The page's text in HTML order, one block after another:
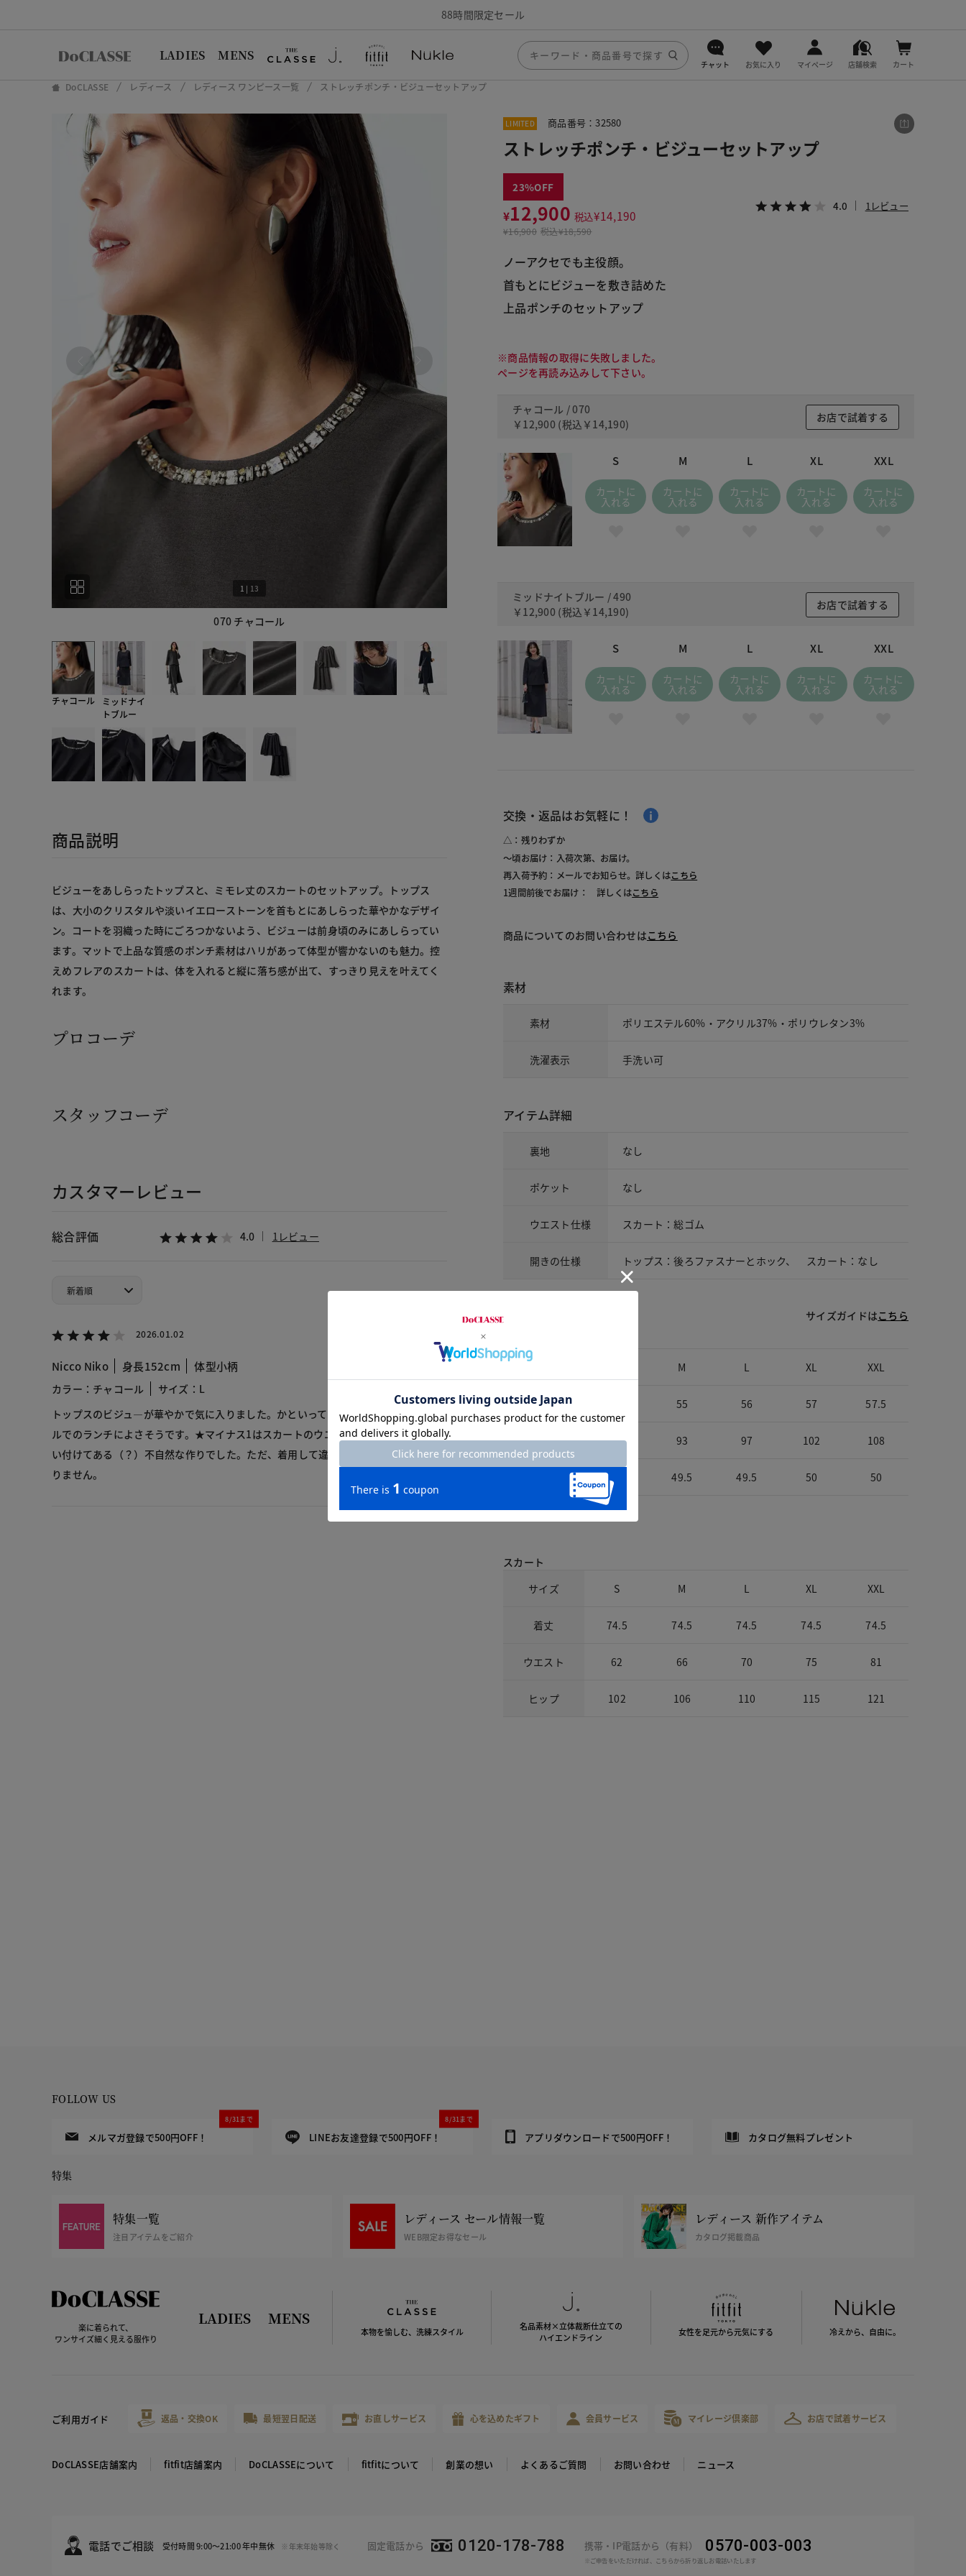
88時間限定セール
LADIES MENS
チャット お気に入り マイページ 店舗検索 カート
DoCLASSE レディース レディース ワンピース一覧 ストレッチポンチ・ビジューセットアップ
070 チャコール 490 ミッドナイトブルー
1 | 13
チャコール
ミッドナイ
トブルー
商品説明
ビジューをあしらったトップスと、ミモレ丈のスカートのセットアップ。トップス
は、大小のクリスタルや淡いイエローストーンを首もとにあしらった華やかなデザイ
ン。コートを羽織った時にごろつかないよう、ビジューは前身頃のみにあしらってい
ます。マットで上品な質感のポンチ素材はハリがあって体型が響かないのも魅力。控
えめフレアのスカートは、体を入れると縦に落ち感が出て、すっきり見えを叶えてく
れます。
プロコーデ
スタッフコーデ
カスタマーレビュー
総合評価 4.0 1レビュー
2026.01.02
Nicco Niko 身長152cm 体型小柄
カラー：チャコール
サイズ：L
トップスのビジュ―が華やかで気に入りました。かといって派手すぎもせずに、ホテ
ルでのランチによさそうです。★マイナス1はスカートのウエスト部分。黒いゴムが縫
い付けてある（？）不自然な作りでした。ただ、着用して違和感を感じるほどではあ
りません。
LIMITED 商品番号：32580
ストレッチポンチ・ビジューセットアップ
23
¥12,900 税込¥14,190
¥16,900 税込¥18,590
4.0 1レビュー
ノーアクセでも主役顔。
首もとにビジューを敷き詰めた
上品ポンチのセットアップ
※商品情報の取得に失敗しました。
ページを再読み込みして下さい。
チャコール / 070
￥12,900 (税込 ￥14,190)
お店で試着する
S
カートに
入れる
M
カートに
入れる
L
カートに
入れる
XL
カートに
入れる
XXL
カートに
入れる
ミッドナイトブルー / 490
￥12,900 (税込 ￥14,190)
お店で試着する
S
カートに
入れる
M
カートに
入れる
L
カートに
入れる
XL
カートに
入れる
XXL
カートに
入れる
交換・返品はお気軽に！
△：残りわずか
～頃お届け：入荷次第、お届け。
再入荷予約：メールでお知らせ。詳しくはこちら
1週間前後でお届け： 詳しくはこちら
商品についてのお問い合わせはこちら
素材
素材 ポリエステル60%・アクリル37%・ポリウレタン3%
洗濯表示 手洗い可
アイテム詳細
裏地 なし
ポケット なし
ウエスト仕様 スカート：総ゴム
開きの仕様 トップス：後ろファスナーとホック、 スカート：なし
サイズ詳細 サイズガイドはこちら
M L XL XXL
着丈 55 56 57 57.5
バスト 89 93 97 102 108
49.5 49.5 49.5 50 50
スカート
サイズ
S M L XL XXL
着丈 74.5 74.5 74.5 74.5 74.5
ウエスト 62 66 70 75 81
ヒップ 102 106 110 115 121
FOLLOW US
メルマガ登録で500円OFF！
8/31まで
LINEお友達登録で500円OFF！
8/31まで
アプリダウンロードで500円OFF！ カタログ無料プレゼント
特集
特集一覧
注目アイテムをご紹介
レディース セール情報一覧
WEB限定お得なセール
レディース 新作アイテム
カタログ掲載商品
楽に着られて、
ワンサイズ細く見える服作り
LADIES MENS
本物を愉しむ、洗練スタイル
名品素材×立体裁断仕立ての
ハイエンドライン
女性を足元から元気にする 冷えから、 自由に。
ご利用ガイド 返品・交換OK 最短翌日配送 お直しサービス 心を込めたギフト 会員サービス マイレージ倶楽部 お店で試着サービス
DoCLASSE店舗案内 fitfit店舗案内 DoCLASSEについて fitfitについて 創業の想い よくあるご質問 お問い合わせ ニュース
電話でご相談 受付時間 9:00～21:00 年中無休 ※年末年始等除く 固定電話から 0120-178-788 携帯・IP電話から（有料） 0570-003-003
※ご申告をいただければ、こちらから折り返しお電話いたします